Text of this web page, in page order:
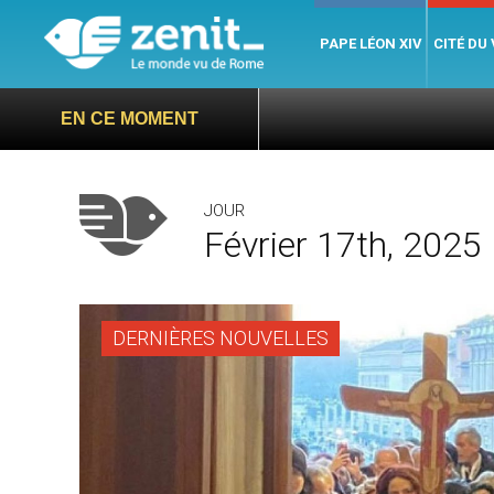
PAPE LÉON XIV CITÉ DU
EN CE MOMENT
JOUR
Février 17th, 2025
DERNIÈRES NOUVELLES